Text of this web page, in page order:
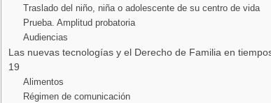
Traslado del niño, niña o adolescente de su centro de vida
Prueba. Amplitud probatoria
Audiencias
Las nuevas tecnologías y el Derecho de Familia en
19
Alimentos
Régimen de comunicación